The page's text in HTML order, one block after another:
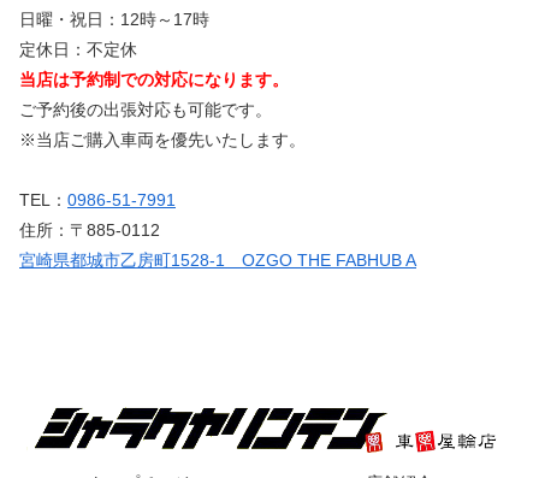
日曜・祝日：12時～17時
定休日：不定休
当店は予約制での対応になります。
ご予約後の出張対応も可能です。
※当店ご購入車両を優先いたします。
TEL： 0986-51-7991
住所：〒885-0112
宮崎県都城市乙房町1528-1 OZGO THE FABHUB A